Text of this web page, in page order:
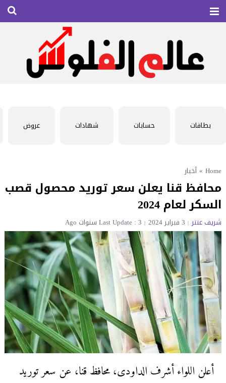
بطاقات حسابات شهادات عروض
Home
» أخبار
محافظ قنا يعلن سعر توريد محصول قصب
السكر لعام 2024
شريف عنتر 3 فبراير 2024 Last Update : 3 سنوات Ago
أعلن اللواء أشرف الداودى، محافظ قنا، عن سعر توريد